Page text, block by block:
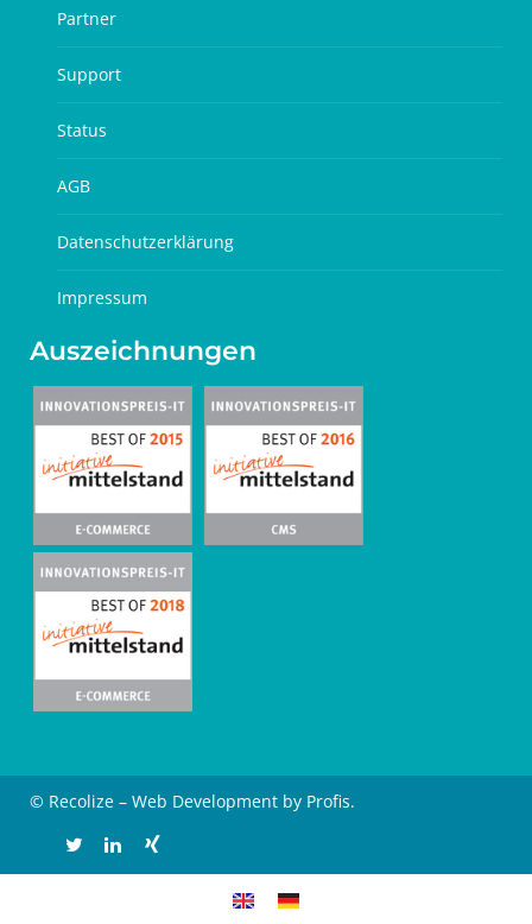
Partner
Support
Status
AGB
Datenschutzerklärung
Impressum
Auszeichnungen
© Recolize – Web Development by Profis.